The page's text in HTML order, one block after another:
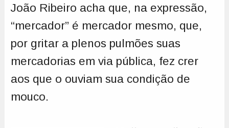
João Ribeiro acha que, na expressão,
“mercador” é mercador mesmo, que,
por gritar a plenos pulmões suas
mercadorias em via pública, fez crer
aos que o ouviam sua condição de
mouco.